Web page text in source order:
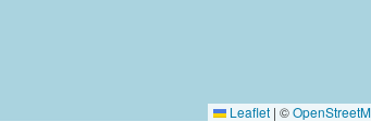
Leaflet | ©